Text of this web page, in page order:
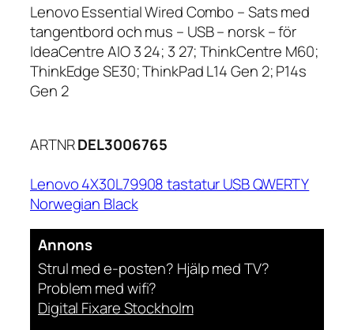
Lenovo Essential Wired Combo – Sats med
tangentbord och mus – USB – norsk – för
IdeaCentre AIO 3 24; 3 27; ThinkCentre M60;
ThinkEdge SE30; ThinkPad L14 Gen 2; P14s
Gen 2
ARTNRDEL3006765
Lenovo 4X30L79908 tastatur USB QWERTY
Norwegian Black
Annons
Strul med e-posten? Hjälp med TV?
Problem med wifi?
Digital Fixare Stockholm